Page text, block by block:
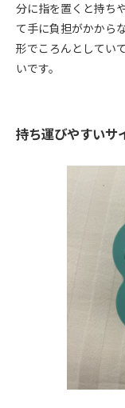
分に指を置くと持ち
て手に負担がかから
形でころんとしてい
いです。
持ち運びやすいサ